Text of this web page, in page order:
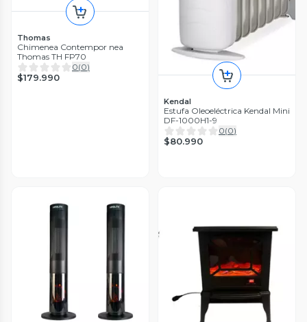
Thomas
Chimenea Contempor nea
Thomas TH FP70
0(0)
$179.990
Kendal
Estufa Oleoeléctrica Kendal Mini
DF-1000H1-9
0(0)
$80.990